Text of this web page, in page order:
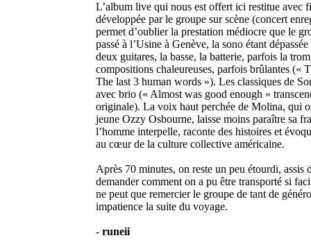
L’album live qui nous est offert ici restitue avec
développée par le groupe sur scène (concert
permet d’oublier la prestation médiocre que le
passé à l’Usine à Genève, la sono étant
deux guitares, la basse, la batterie, parfois la
compositions chaleureuses, parfois brûlantes («
The last 3 human words »). Les classiques de
avec brio (« Almost was good enough »
originale). La voix haut perchée de Molina, qui
jeune Ozzy Osbourne, laisse moins paraître sa
l’homme interpelle, raconte des histoires et
au cœur de la culture collective américaine.
Après 70 minutes, on reste un peu étourdi, assis
demander comment on a pu être transporté si
ne peut que remercier le groupe de tant de
impatience la suite du voyage.
- runeii